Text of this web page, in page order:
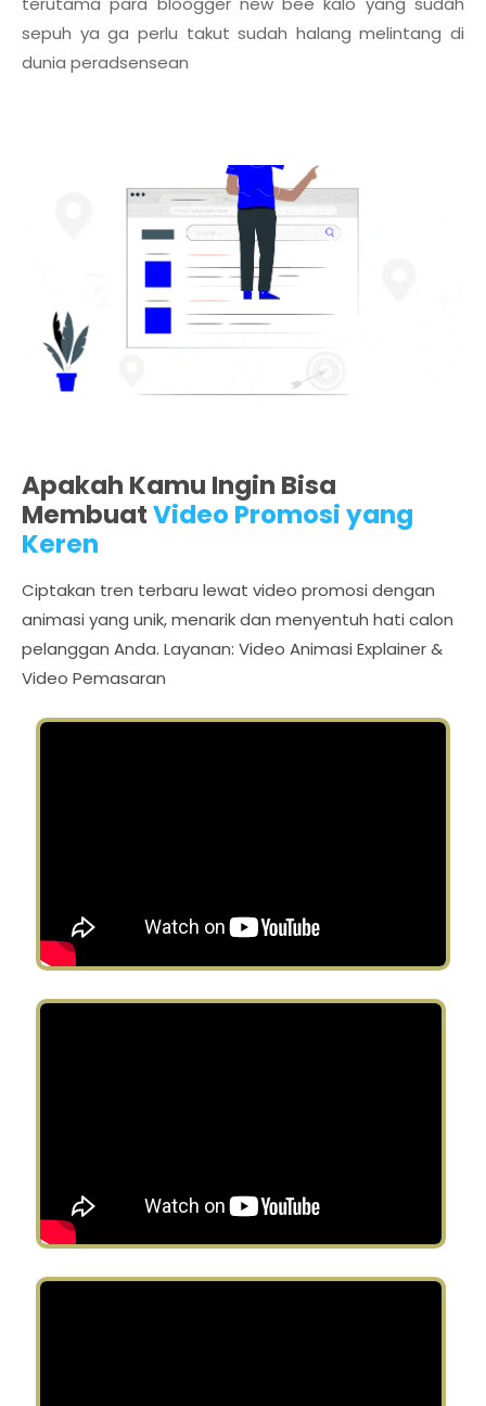
sepuh ya ga perlu takut sudah halang melintang di
dunia peradsensean
Apakah Kamu Ingin Bisa
MembuatVideo Promosi yang
Keren
Ciptakan tren terbaru lewat video promosi dengan
animasi yang unik, menarik dan menyentuh hati calon
pelanggan Anda. Layanan: Video Animasi Explainer &
Video Pemasaran